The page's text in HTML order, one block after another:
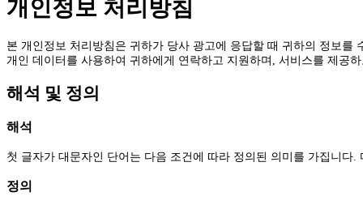
개인정보 처리방침
본 개인정보 처리방침은 귀하가 당사 광고에 응답할 때 귀하의 정보
개인 데이터를 사용하여 귀하에게 연락하고 지원하며, 서비스를 제공
해석 및 정의
해석
첫 글자가 대문자인 단어는 다음 조건에 따라 정의된 의미를 가집니다
정의